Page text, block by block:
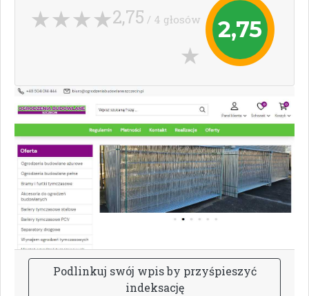
2,75
2,75 / 4 głosów
Podlinkuj swój wpisby przyśpieszyć
indeksację